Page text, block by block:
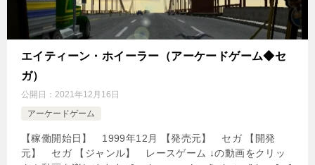
エイティーン・ホイーラー（アーケードゲーム◆セ
ガ）
公開日： 2021年12月16日
アーケードゲーム
【稼働開始日】 1999年12月 【発売元】 セガ 【開発
元】 セガ 【ジャンル】 レースゲーム ↓の動画をクリッ